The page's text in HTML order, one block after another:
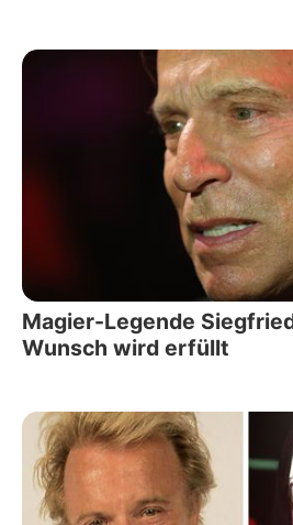
Magier-Legende
Wunsch wird erfüllt